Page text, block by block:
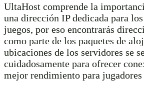
UltaHost comprende la
una dirección IP dedicada para
juegos, por eso encontrarás
como parte de los paquetes de
ubicaciones de los servidores se
cuidadosamente para ofrecer
mejor rendimiento para